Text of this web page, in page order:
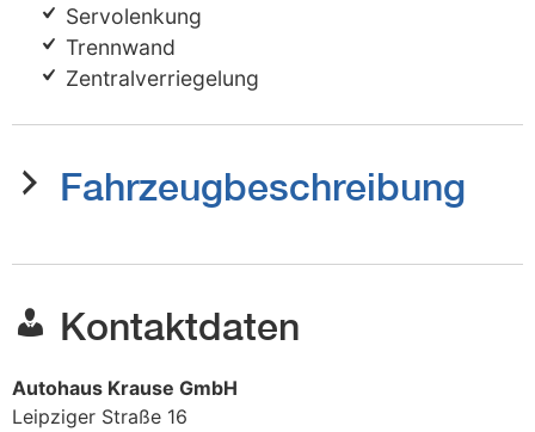
Servolenkung
Trennwand
Zentralverriegelung
Fahrzeugbeschreibung
Kontaktdaten
Autohaus Krause GmbH
Leipziger Straße 16